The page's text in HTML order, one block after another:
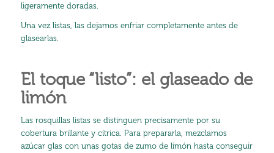
ligeramente doradas.
Una vez listas, las dejamos enfriar completamente antes de
glasearlas.
El toque “listo”: el glaseado de
limón
Las rosquillas listas se distinguen precisamente por su
cobertura brillante y cítrica. Para prepararla, mezclamos
azúcar glas con unas gotas de zumo de limón hasta conseguir